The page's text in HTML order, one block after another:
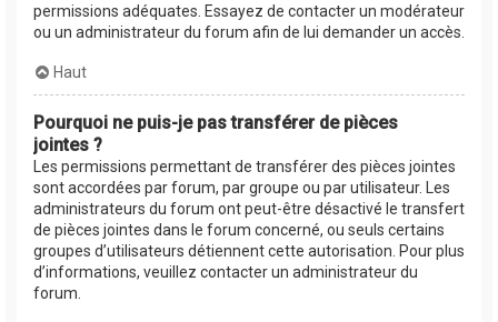
permissions adéquates. Essayez de contacter un modérateur
ou un administrateur du forum afin de lui demander un accès.
Haut
Pourquoi ne puis-je pas transférer de pièces
jointes ?
Les permissions permettant de transférer des pièces jointes
sont accordées par forum, par groupe ou par utilisateur. Les
administrateurs du forum ont peut-être désactivé le transfert
de pièces jointes dans le forum concerné, ou seuls certains
groupes d’utilisateurs détiennent cette autorisation. Pour plus
d’informations, veuillez contacter un administrateur du
forum.